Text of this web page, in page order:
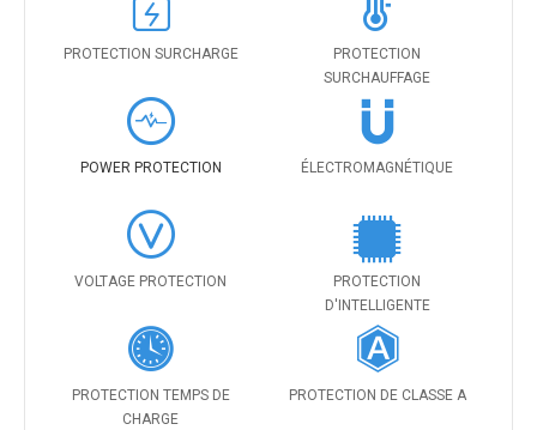
PROTECTION SURCHARGE
PROTECTION
SURCHAUFFAGE
POWER PROTECTION ÉLECTROMAGNÉTIQUE
VOLTAGE PROTECTION
PROTECTION
D'INTELLIGENTE
PROTECTION TEMPS DE
CHARGE
PROTECTION DE CLASSE A